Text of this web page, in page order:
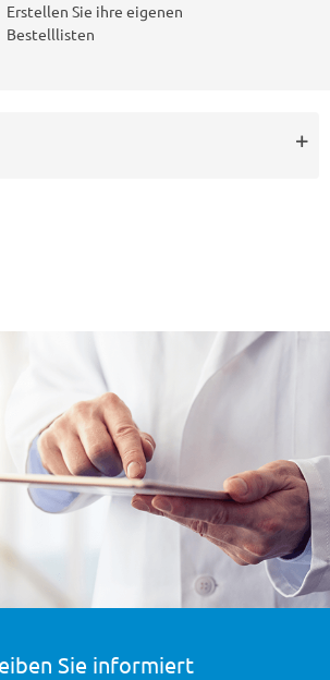
Erstellen Sie ihre eigenen
Bestelllisten
Sie informiert